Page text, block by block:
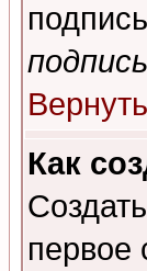
подпись
Как
первое